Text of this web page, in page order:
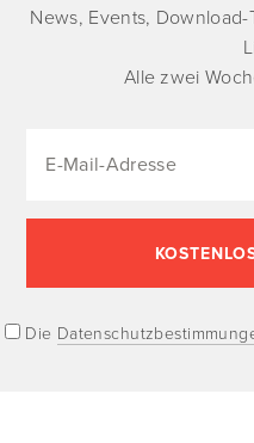
News, Events,
Alle zwei
Die